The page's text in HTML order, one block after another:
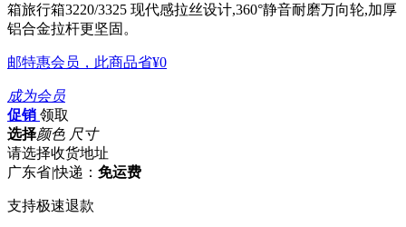
箱旅行箱3220/3325 现代感拉丝设计,360°静音耐磨万向轮,加厚
铝合金拉杆更坚固。
邮特惠会员，此商品省¥0
成为会员
促销 领取
选择颜色 尺寸
请选择收货地址
广东省|快递： 免运费
支持极速退款